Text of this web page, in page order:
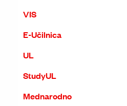
VIS
E-Učilnica
UL
StudyUL
Mednarodno